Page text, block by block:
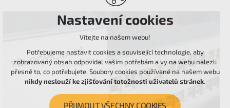
Nastavení cookies
Vítejte na našem webu!
Potřebujeme nastavit cookies a související technologie, aby
zobrazovaný obsah odpovídal vašim potřebám a vy na webu nalezli
přesně to, co potřebujete. Soubory cookies používané na našem webu
nikdy neslouží ke zjišťování totožnosti uživatelů stránek.
PŘIJMOUT VŠECHNY COOKIES